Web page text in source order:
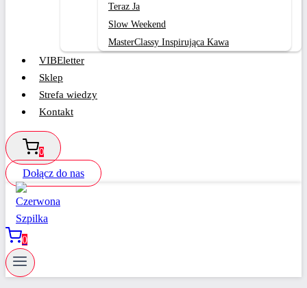
Teraz Ja
Slow Weekend
MasterClassy Inspirująca Kawa
VIBEletter
Sklep
Strefa wiedzy
Kontakt
0
Dołącz do nas
0